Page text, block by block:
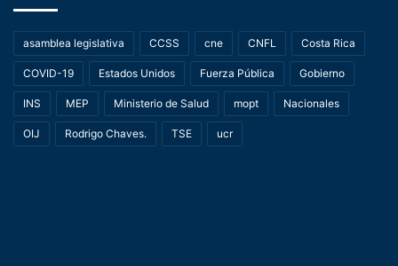
asamblea legislativa CCSS cne CNFL Costa Rica
COVID-19 Estados Unidos Fuerza Pública Gobierno
INS MEP Ministerio de Salud mopt Nacionales
OIJ Rodrigo Chaves. TSE ucr